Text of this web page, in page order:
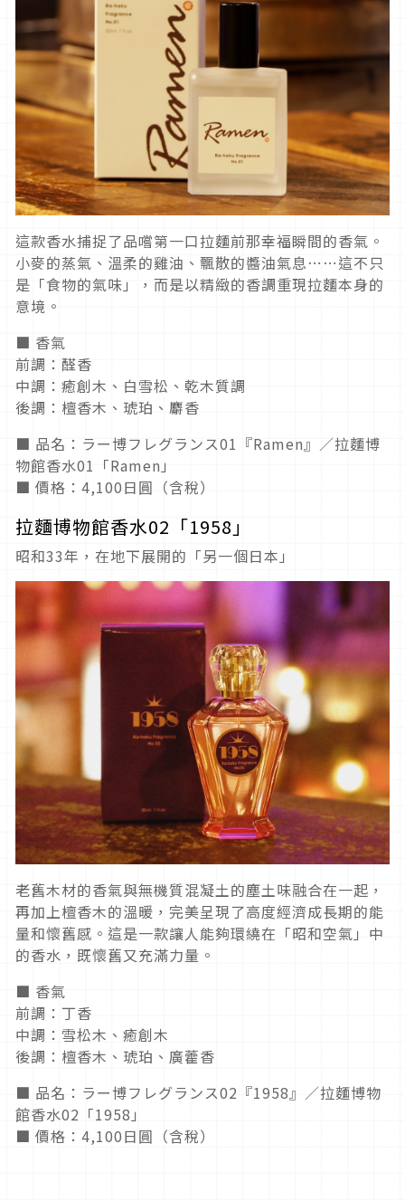
這款香水捕捉了品嚐第一口拉麵前那幸福瞬間的香氣。
小麥的蒸氣、溫柔的雞油、飄散的醬油氣息⋯⋯這不只
是「食物的氣味」，而是以精緻的香調重現拉麵本身的
意境。
■ 香氣
前調：醛香
中調：癒創木、白雪松、乾木質調
後調：檀香木、琥珀、麝香
■ 品名：ラー博フレグランス01『Ramen』／拉麵博
物館香水01「Ramen」
■ 價格：4,100日圓（含稅）
拉麵博物館香水02「1958」
昭和33年，在地下展開的「另一個日本」
老舊木材的香氣與無機質混凝土的塵土味融合在一起，
再加上檀香木的溫暖，完美呈現了高度經濟成長期的能
量和懷舊感。這是一款讓人能夠環繞在「昭和空氣」中
的香水，既懷舊又充滿力量。
■ 香氣
前調：丁香
中調：雪松木、癒創木
後調：檀香木、琥珀、廣藿香
■ 品名：ラー博フレグランス02『1958』／拉麵博物
館香水02「1958」
■ 價格：4,100日圓（含稅）